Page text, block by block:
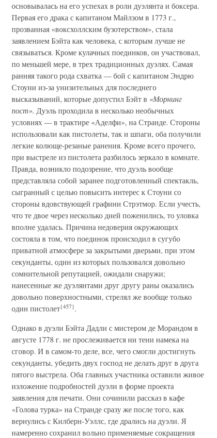
основывалась на его успехах в роли дуэлянта и боксера.
Первая его драка с капитаном Майлзом в 1773 г.,
прозванная «воксхоллским бузотерством», стала
заявлением Бэйта как человека, с которым лучше не
связываться. Кроме кулачных поединков, он участвовал,
по меньшей мере, в трех традиционных дуэлях. Самая
ранняя такого рода схватка — бой с капитаном Эндрю
Стоуни из-за унизительных для последнего
высказываний, которые допустил Бэйт в «Морнинг
пост». Дуэль проходила в несколько необычных
условиях — в трактире «Аделфи», на Странде. Стороны
использовали как пистолеты, так и шпаги, оба получили
легкие колюще-резаные ранения. Кроме всего прочего,
при выстреле из пистолета разбилось зеркало в комнате.
Правда, возникло подозрение, что дуэль вообще
представляла собой заранее подготовленный спектакль,
сыгранный с целью повысить интерес к Стоуни со
стороны вдовствующей графини Стрэтмор. Если учесть,
что те двое через несколько дней поженились, то уловка
вполне удалась. Причина недоверия окружающих
состояла в том, что поединок происходил в сугубо
приватной атмосфере за закрытыми дверьми, при этом
секунданты, один из которых пользовался довольно
сомнительной репутацией, ожидали снаружи;
нанесенные же дуэлянтами друг другу раны оказались
довольно поверхностными, стрелял же вообще только
один пистолет{457}.
Однако в дуэли Бэйта Дадли с мистером де Морандом в
августе 1778 г. не прослеживается ни тени намека на
сговор. И в самом-то деле, все, чего смогли достигнуть
секунданты, убедить двух господ не делать друг в друга
пятого выстрела. Оба главных участника оставили живое
изложение подробностей дуэли в форме проекта
заявления для печати. Они сочинили рассказ в кафе
«Голова турка» на Странде сразу же после того, как
вернулись с Килберн-Уэллс, где дрались на дуэли. Я
намеренно сохранил вольно применяемые сокращения